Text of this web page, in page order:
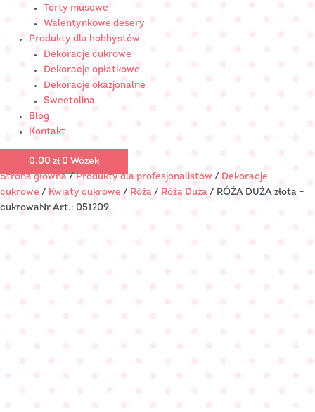
Torty musowe
Walentynkowe desery
Produkty dla hobbystów
Dekoracje cukrowe
Dekoracje opłatkowe
Dekoracje okazjonalne
Sweetolina
Blog
Kontakt
0.00 zł 0 Wózek
Strona główna / Produkty dla profesjonalistów / Dekoracje
cukrowe / Kwiaty cukrowe / Róża / Róża Duża / RÓŻA DUŻA złota –
cukrowaNr Art.: 051209